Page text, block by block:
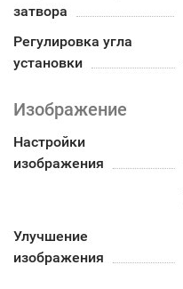
затвора
Регулировка угла
установки
Изображение
Настройки
изображения
Улучшение
изображения